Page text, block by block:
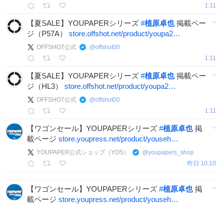
1:11
【夏SALE】YOUPAPERシリーズ #植原卓也掲載ペー
ジ（P57A） store.offshot.net/product/youpa2…
OFFSHOT公式 @offshot00
1:11
【夏SALE】YOUPAPERシリーズ #植原卓也掲載ペー
ジ（HL3） store.offshot.net/product/youpa2…
OFFSHOT公式 @offshot00
1:11
【ワゴンセール】YOUPAPERシリーズ #植原卓也掲
載ページ store.youpress.net/product/youseh…
YOUPAPER公式ショップ（YOS） @youpapers_shop
昨日 10:10
【ワゴンセール】YOUPAPERシリーズ #植原卓也掲
載ページ store.youpress.net/product/youseh…